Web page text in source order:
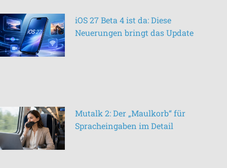
iOS 27 Beta 4 ist da: Diese
Neuerungen bringt das Update
Mutalk 2: Der „Maulkorb“ für
Spracheingaben im Detail